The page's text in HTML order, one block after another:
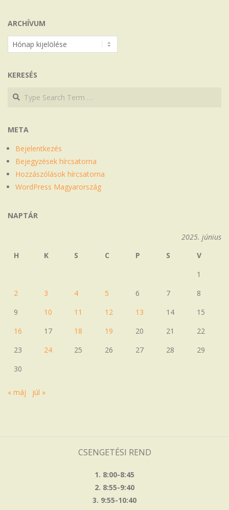
ARCHÍVUM
Archívum
KERESÉS
Search
Search
META
Bejelentkezés
Bejegyzések hírcsatorna
Hozzászólások hírcsatorna
WordPress Magyarország
NAPTÁR
2025. június
H
K S C P S
V
1
2
3 4 5 6 7
8
9
10 11 12 13 14
15
16
17 18 19 20 21
22
23
24 25 26 27 28
29
30
« máj júl »
CSENGETÉSI REND
1. 8:00-8:45
2. 8:55-9:40
3. 9:55-10:40